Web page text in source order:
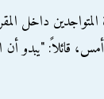
داخل
قائلاً: "يبدو أن